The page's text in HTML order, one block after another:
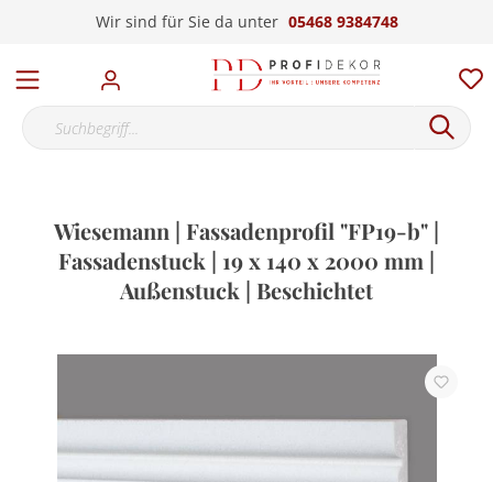
Wir sind für Sie da unter 05468 9384748
Wiesemann | Fassadenprofil "FP19-b" |
Fassadenstuck | 19 x 140 x 2000 mm |
Außenstuck | Beschichtet